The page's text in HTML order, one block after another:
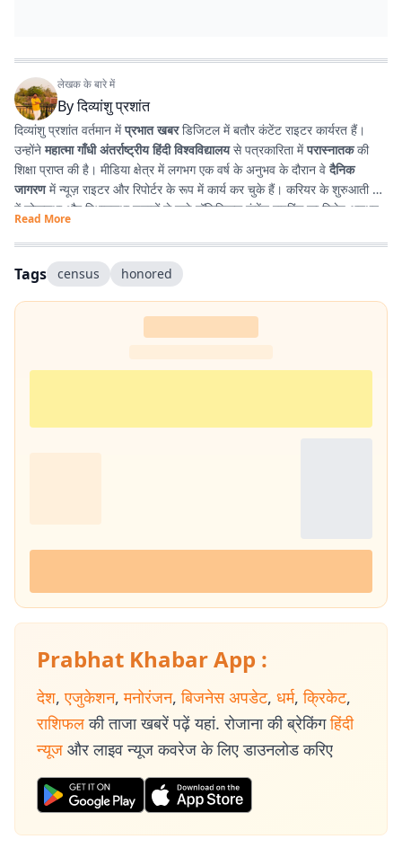
लेखक के बारे में
Byदिव्यांशु प्रशांत
दिव्यांशु प्रशांत वर्तमान मेंप्रभात खबरडिजिटल में बतौर कंटेंट राइटर कार्यरत हैं।
उन्होंनेमहात्मा गाँधी अंतर्राष्ट्रीय हिंदी विश्वविद्यालयसे पत्रकारिता मेंपरास्नातककी
शिक्षा प्राप्त की है। मीडिया क्षेत्र में लगभग एक वर्ष के अनुभव के दौरान वेदैनिक
जागरणमें न्यूज़ राइटर और रिपोर्टर के रूप में कार्य कर चुके हैं। करियर के शुरुआती दौर
में लोकसभा और विधानसभा चुनावों से जुड़े पॉलिटिकल कंटेंट राइटिंग का विशेष अनुभव
प्राप्त किया। इसके अतिरिक्त उन्होंने
किया है, जिसके कारण साहित्य, पठन-पाठन, लेखन और कविता-सृजन में उनकी विशेष
रुचि है। सटीक, निष्पक्ष और प्रभावशाली लेखन के माध्यम से पाठकों तक विश्वसनीय
जानकारी पहुँचाना उनकी पेशेवर पहचान है।
Read More
Tags census honored
Prabhat Khabar App :
देश, एजुकेशन, मनोरंजन, बिजनेस अपडेट, धर्म, क्रिकेट,
राशिफल की ताजा खबरें पढ़ें यहां. रोजाना की ब्रेकिंग हिंदी
न्यूज और लाइव न्यूज कवरेज के लिए डाउनलोड करिए